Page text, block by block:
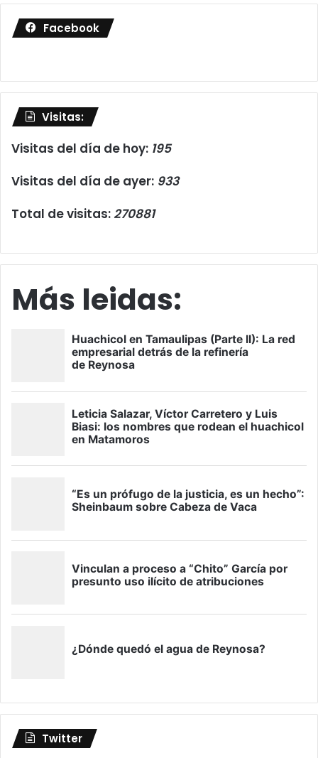
Facebook
Visitas:
Visitas del día de hoy: 195
Visitas del día de ayer: 933
Total de visitas: 270881
Más leidas:
Twitter